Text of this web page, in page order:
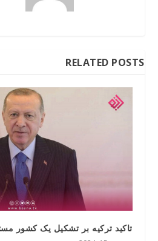
RELATED POSTS
تاکید ترکیه بر تشکیل یک کشور